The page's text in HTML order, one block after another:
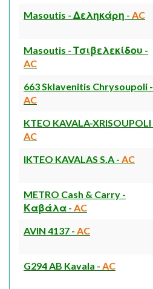
Masoutis - Δεληκάρη - AC
Masoutis - Τσιβελεκίδου -
AC
663 Sklavenitis Chrysoupoli -
AC
KTEO KAVALA-XRISOUPOLI
AC
IKTEO KAVALAS S.A - AC
METRO Cash & Carry -
Καβάλα - AC
AVIN 4137 - AC
G294 AB Kavala - AC